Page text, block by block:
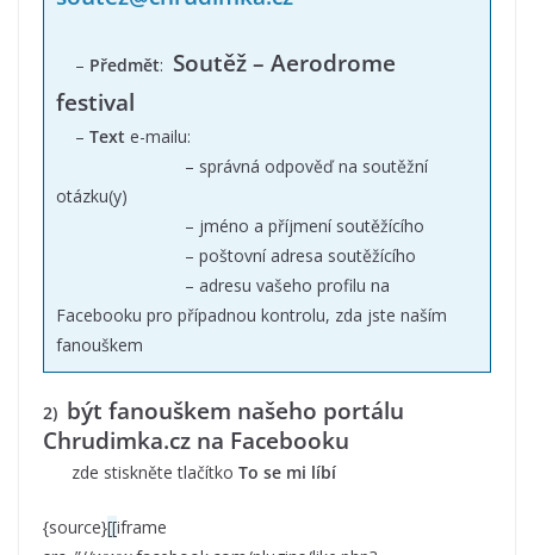
– Předmět: Soutěž – Aerodrome
festival
– Text e-mailu:
– správná odpověď na soutěžní
otázku(y)
– jméno a příjmení soutěžícího
– poštovní adresa soutěžícího
– adresu vašeho profilu na
Facebooku pro případnou kontrolu, zda jste naším
fanouškem
2) být fanouškem našeho portálu
Chrudimka.cz na Facebooku
zde stiskněte tlačítko To se mi líbí
{source}[[iframe